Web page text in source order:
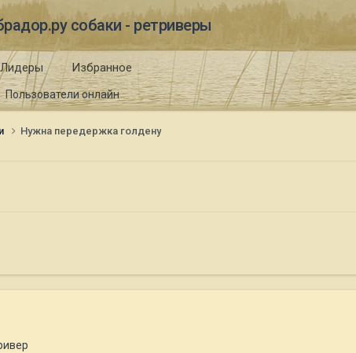
собаки - ретриверы
Пользователи онлайн
Лидеры Избранное
Нужна передержка голдену